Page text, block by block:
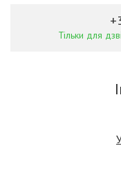
Тільки для